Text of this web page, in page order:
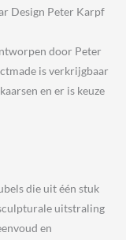
Design Peter Karpf
door Peter
is verkrijgbaar
en er is keuze
die uit één stuk
uitstraling
en